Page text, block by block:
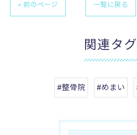
< 前のページ 一覧に戻る
関連タグ
#整骨院 #めまい